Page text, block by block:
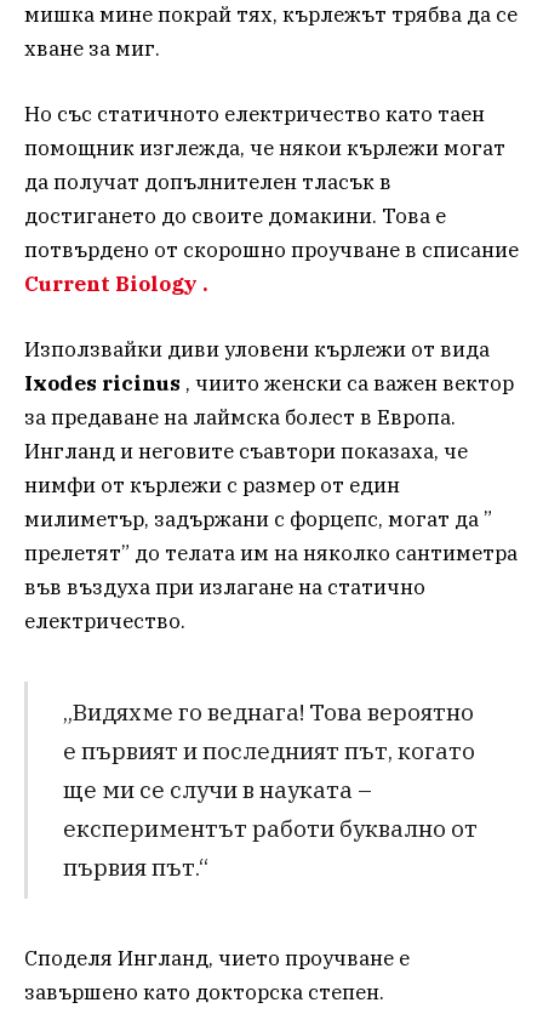
мишка мине покрай тях, кърлежът трябва да се
хване за миг.
Но със статичното електричество като таен
помощник изглежда, че някои кърлежи могат
да получат допълнителен тласък в
достигането до своите домакини. Това е
потвърдено от скорошно проучване в списание
Current Biology .
Използвайки диви уловени кърлежи от вида
Ixodes ricinus , чиито женски са важен вектор
за предаване на лаймска болест в Европа.
Ингланд и неговите съавтори показаха, че
нимфи ​​от кърлежи с размер от един
милиметър, задържани с форцепс, могат да ”
прелетят” до телата им на няколко сантиметра
във въздуха при излагане на статично
електричество.
„Видяхме го веднага! Това вероятно
е първият и последният път, когато
ще ми се случи в науката –
експериментът работи буквално от
първия път.“
Споделя Ингланд, чието проучване е
завършено като докторска степен.